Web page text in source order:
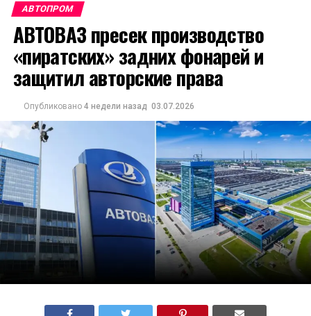
АВТОПРОМ
АВТОВАЗ пресек производство
«пиратских» задних фонарей и
защитил авторские права
Опубликовано 4 недели назад 03.07.2026